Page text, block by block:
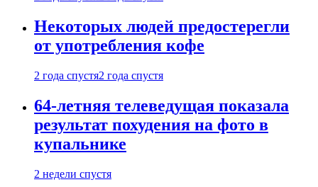
Некоторых людей предостерегли
от употребления кофе
2 года спустя2 года спустя
64-летняя телеведущая показала
результат похудения на фото в
купальнике
2 недели спустя